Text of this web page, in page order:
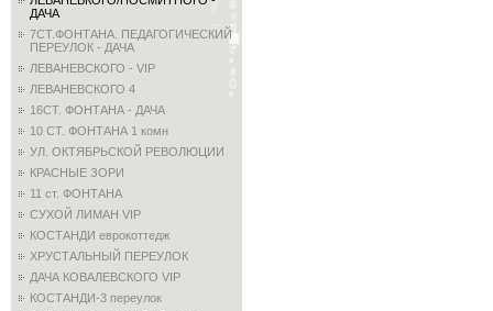
ДАЧА
7СТ.ФОНТАНА. ПЕДАГОГИЧЕСКИЙ
ПЕРЕУЛОК - ДАЧА
ЛЕВАНЕВСКОГО - VIP
ЛЕВАНЕВСКОГО 4
16СТ. ФОНТАНА - ДАЧА
10 СТ. ФОНТАНА 1 комн
УЛ. ОКТЯБРЬСКОЙ РЕВОЛЮЦИИ
КРАСНЫЕ ЗОРИ
11 ст. ФОНТАНА
СУХОЙ ЛИМАН VIP
КОСТАНДИ еврокоттедж
ХРУСТАЛЬНЫЙ ПЕРЕУЛОК
ДАЧА КОВАЛЕВСКОГО VIP
КОСТАНДИ-3 переулок